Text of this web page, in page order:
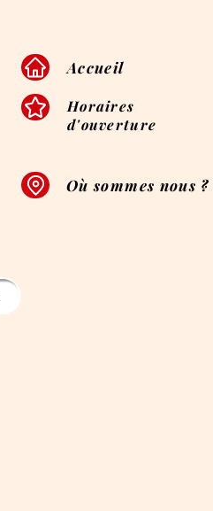
Accueil
Horaires
d'ouverture
Où sommes nous ?